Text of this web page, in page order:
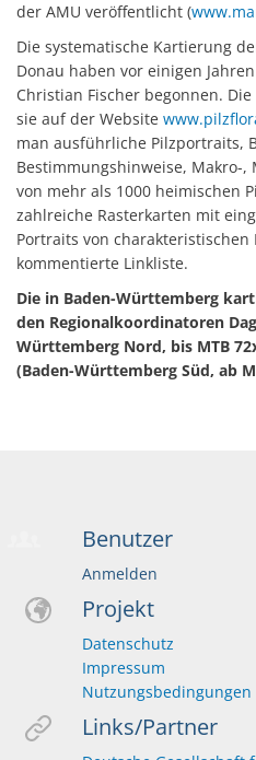
der AMU veröffentlicht (
Die systematische Kartierung
Donau haben vor einigen
Christian Fischer begonnen.
sie auf der Website
man ausführliche Pilzportraits,
Bestimmungshinweise, Makro-
von mehr als 1000 heimischen
zahlreiche Rasterkarten mit
Portraits von charakteristischen
kommentierte Linkliste.
Die in Baden-Württemberg
den Regionalkoordinatoren
Württemberg Nord, bis MTB
(Baden-Württemberg Süd, ab
Benutzer
Anmelden
Projekt
Datenschutz
Impressum
Nutzungsbedingungen
Links/Partner